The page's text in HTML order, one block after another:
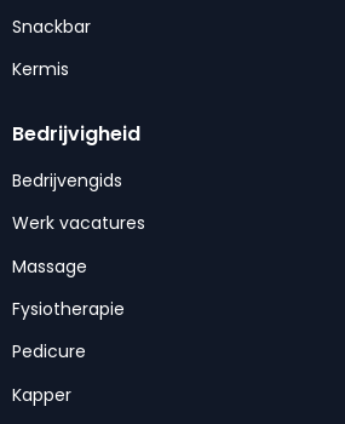
Snackbar
Kermis
Bedrijvigheid
Bedrijvengids
Werk vacatures
Massage
Fysiotherapie
Pedicure
Kapper